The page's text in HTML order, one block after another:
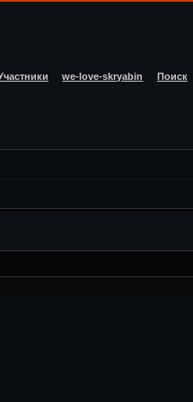
we-love-skryabin Поиск